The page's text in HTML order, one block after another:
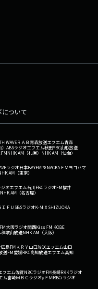
ついて
WAVEＲＡＢ青森放送エフエム青森
ABSラジオエフエム秋田YBC山形放送
NHK AM（札幌） NHK AM（仙台）
ラジオ日本BAYFM78NACK5 ＦＭヨコハマ
AM（東京）
ジオエフエム石川FBCラジオFM福井
NHK AM（名古屋）
ＩＦＵ SBSラジオK-MIX SHIZUOKA
FM大阪ラジオ関西Kiss FM KOBE
歌山放送NHK AM（大阪）
広島FM ＫＲＹ山口放送エフエム山口
送FM愛媛RKC高知放送エフエム高知
フエム佐賀NBCラジオFM長崎RKKラジオ
ム宮崎ＭＢＣラジオμＦＭRBCiラジオ